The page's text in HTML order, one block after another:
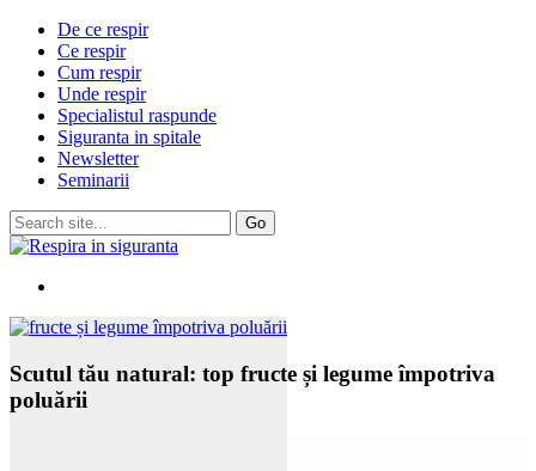
De ce respir
Ce respir
Cum respir
Unde respir
Specialistul raspunde
Siguranta in spitale
Newsletter
Seminarii
Scutul tău natural: top fructe și legume împotriva
poluării